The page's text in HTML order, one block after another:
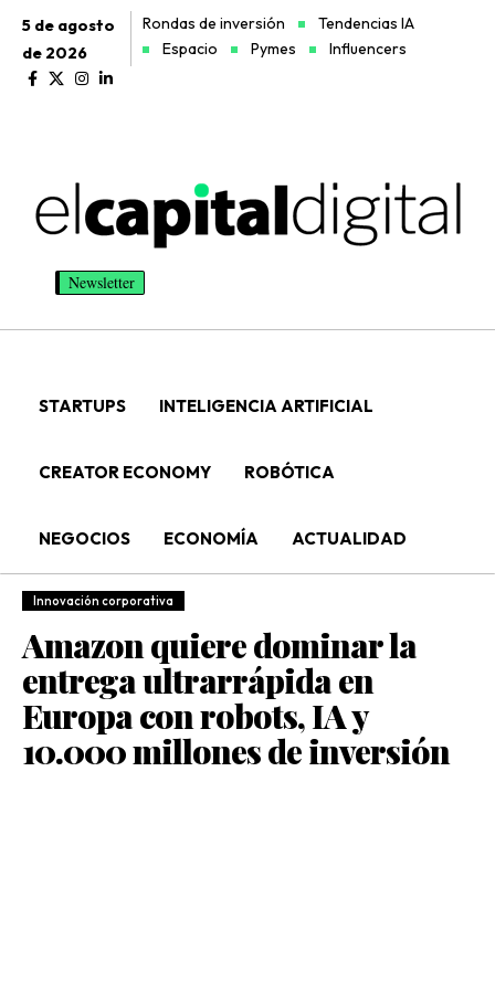
5 de agosto
de 2026
Rondas de inversión
Tendencias IA
Espacio
Pymes Influencers
Newsletter
STARTUPS INTELIGENCIA ARTIFICIAL
CREATOR ECONOMY ROBÓTICA
NEGOCIOS ECONOMÍA ACTUALIDAD
Innovación corporativa
Amazon quiere dominar la
entrega ultrarrápida en
Europa con robots, IA y
10.000 millones de inversión